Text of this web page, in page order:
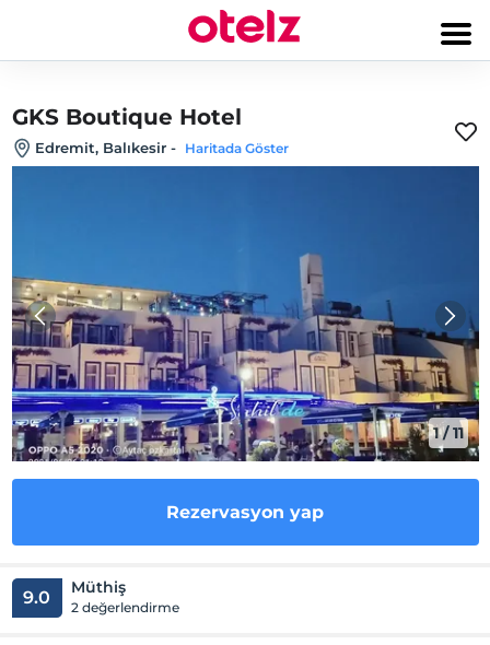
GKS Boutique Hotel
Edremit, Balıkesir - Haritada Göster
1/11
Rezervasyon yap
9.0 Müthiş
2 değerlendirme